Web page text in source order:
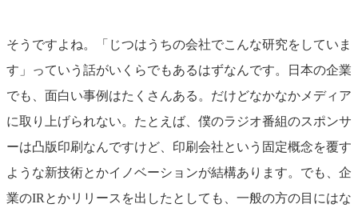
そうですよね。「じつはうちの会社でこんな研究をしていま
す」っていう話がいくらでもあるはずなんです。日本の企業
でも、面白い事例はたくさんある。だけどなかなかメディア
に取り上げられない。たとえば、僕のラジオ番組のスポンサ
ーは凸版印刷なんですけど、印刷会社という固定概念を覆す
ような新技術とかイノベーションが結構あります。でも、企
業のIRとかリリースを出したとしても、一般の方の目にはな